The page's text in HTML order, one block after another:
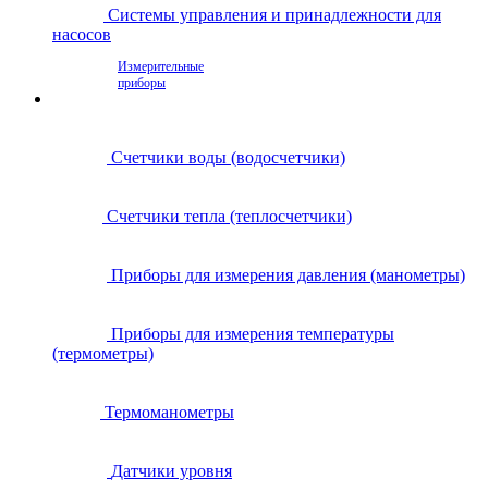
Системы управления и принадлежности для
насосов
Измерительные
приборы
Счетчики воды (водосчетчики)
Счетчики тепла (теплосчетчики)
Приборы для измерения давления (манометры)
Приборы для измерения температуры
(термометры)
Термоманометры
Датчики уровня